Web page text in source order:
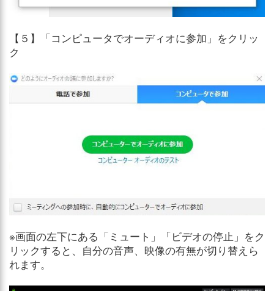
【５】「コンピュータでオーディオに参加」をクリッ
ク
※画面の左下にある「ミュート」「ビデオの停止」をク
リックすると、自分の音声、映像の有無が切り替えら
れます。